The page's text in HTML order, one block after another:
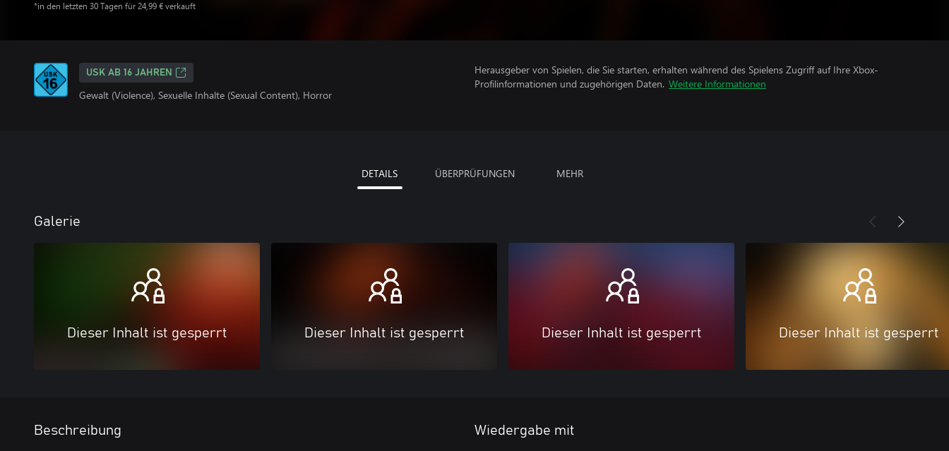
*in den letzten 30 Tagen für 24,99 € verkauft
USK AB 16 JAHREN
Gewalt (Violence), Sexuelle Inhalte (Sexual Content), Horror
Herausgeber von Spielen, die Sie starten, erhalten während des Spielens Zugriff auf Ihre Xbox-
Profilinformationen und zugehörigen Daten. Weitere Informationen
DETAILS ÜBERPRÜFUNGEN MEHR
Galerie
Dieser Inhalt ist gesperrt Dieser Inhalt ist gesperrt Dieser Inhalt ist gesperrt Dieser Inhalt ist gesperrt
Beschreibung Wiedergabe mit